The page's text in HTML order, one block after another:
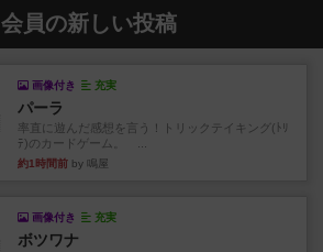
会員の新しい投稿
画像付き 充実
パーラ
率直に遊んだ感想を言う！トリックテイキング(ﾄﾘ
ﾃ)のカードゲーム。 ...
約1時間前 by 鳴屋
画像付き 充実
ボツワナ